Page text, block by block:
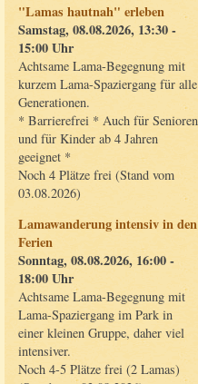
"Lamas hautnah" erleben
Samstag, 08.08.2026, 13:30 -
15:00 Uhr
Achtsame Lama-Begegnung mit
kurzem Lama-Spaziergang für alle
Generationen.
* Barrierefrei * Auch für Senioren
und für Kinder ab 4 Jahren
geeignet *
Noch 4 Plätze frei (Stand vom
03.08.2026)
Lamawanderung intensiv in den
Ferien
Sonntag, 08.08.2026, 16:00 -
18:00 Uhr
Achtsame Lama-Begegnung mit
Lama-Spaziergang im Park in
einer kleinen Gruppe, daher viel
intensiver.
Noch 4-5 Plätze frei (2 Lamas)